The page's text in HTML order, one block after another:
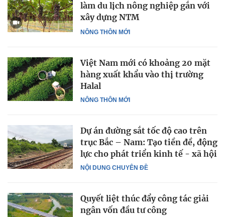
NÔNG THÔN MỚI
làm du lịch nông nghiệp gắn với
xây dựng NTM
NÔNG THÔN MỚI
Việt Nam mới có khoảng 20 mặt
hàng xuất khẩu vào thị trường
Halal
NỘI DUNG CHUYÊN ĐỀ
Dự án đường sắt tốc độ cao trên
trục Bắc – Nam: Tạo tiền đề, động
lực cho phát triển kinh tế - xã hội
Quyết liệt thúc đẩy công tác giải
ngân vốn đầu tư công